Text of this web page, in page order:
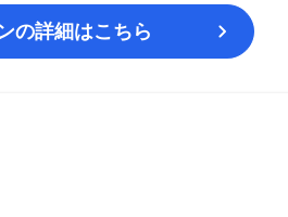
の詳細はこちら